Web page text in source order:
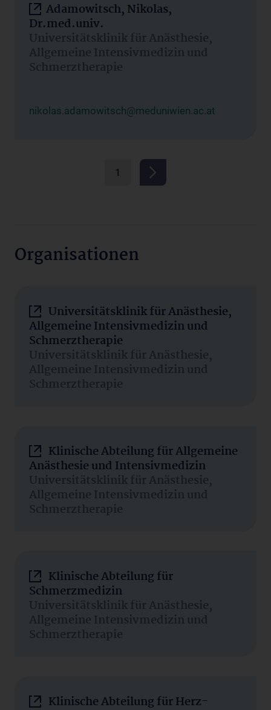
Adamowitsch, Nikolas,
Dr.med.univ.
Universitätsklinik für Anästhesie,
Allgemeine Intensivmedizin und
Schmerztherapie
nikolas.adamowitsch@meduniwien.ac.at
1
Organisationen
Universitätsklinik für Anästhesie,
Allgemeine Intensivmedizin und
Schmerztherapie
Universitätsklinik für Anästhesie,
Allgemeine Intensivmedizin und
Schmerztherapie
Klinische Abteilung für Allgemeine
Anästhesie und Intensivmedizin
Universitätsklinik für Anästhesie,
Allgemeine Intensivmedizin und
Schmerztherapie
Klinische Abteilung für
Schmerzmedizin
Universitätsklinik für Anästhesie,
Allgemeine Intensivmedizin und
Schmerztherapie
Klinische Abteilung für Herz-